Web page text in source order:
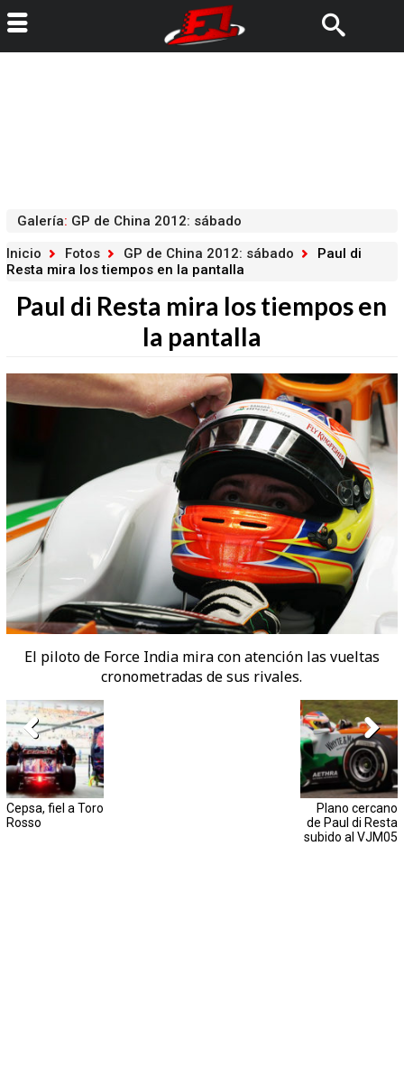
Galería: GP de China 2012: sábado
Inicio
Fotos GP de China 2012: sábado
Paul di
Resta mira los tiempos en la pantalla
Paul di Resta mira los tiempos en
la pantalla
El piloto de Force India mira con atención las vueltas
cronometradas de sus rivales.
Cepsa, fiel a Toro
Rosso
Plano cercano
de Paul di Resta
subido al VJM05